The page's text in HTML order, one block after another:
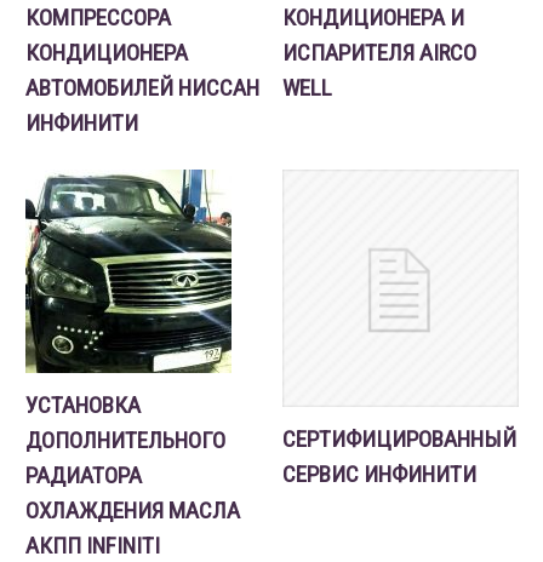
КОМПРЕССОРА
КОНДИЦИОНЕРА
АВТОМОБИЛЕЙ НИССАН
ИНФИНИТИ
КОНДИЦИОНЕРА И
ИСПАРИТЕЛЯ AIRCO
WELL
УСТАНОВКА
ДОПОЛНИТЕЛЬНОГО
РАДИАТОРА
ОХЛАЖДЕНИЯ МАСЛА
АКПП INFINITI
СЕРТИФИЦИРОВАННЫЙ
СЕРВИС ИНФИНИТИ